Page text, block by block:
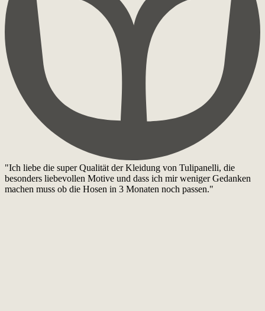
"Ich liebe die super Qualität der Kleidung von Tulipanelli, die
besonders liebevollen Motive und dass ich mir weniger Gedanken
machen muss ob die Hosen in 3 Monaten noch passen."